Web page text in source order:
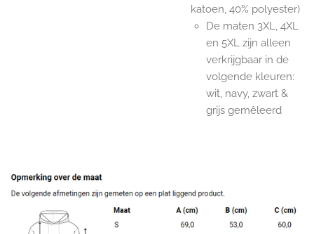
katoen, 40% polyester)
De maten 3XL, 4XL
en 5XL zijn alleen
verkrijgbaar in de
volgende kleuren:
wit, navy, zwart &
grijs gemêleerd